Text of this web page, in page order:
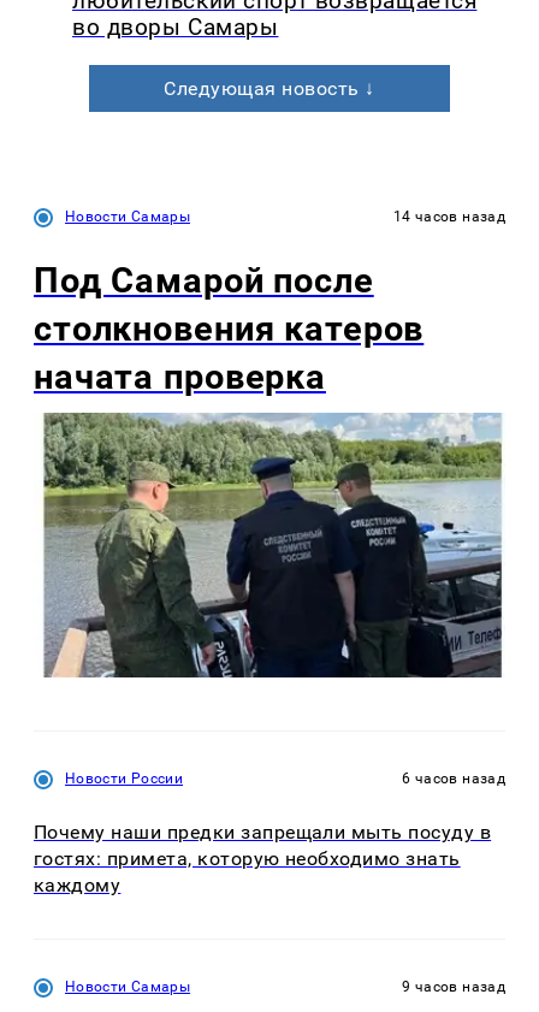
во дворы Самары
Следующая новость ↓
Новости Самары 14 часов назад
Под Самарой после
столкновения катеров
начата проверка
Новости России 6 часов назад
Почему наши предки запрещали мыть посуду в
гостях: примета, которую необходимо знать
каждому
Новости Самары 9 часов назад